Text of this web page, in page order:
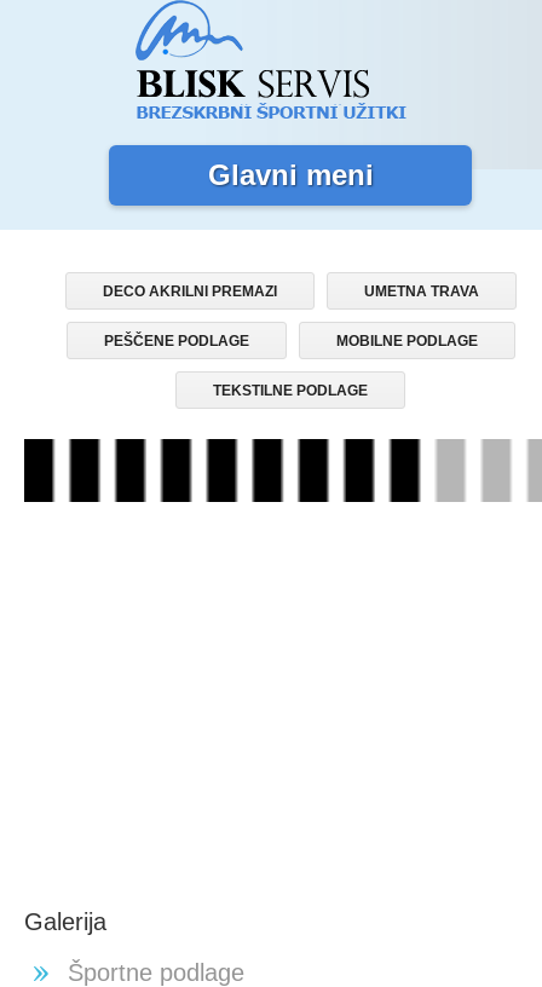
Glavni meni
DECO AKRILNI PREMAZI UMETNA TRAVA
PEŠČENE PODLAGE MOBILNE PODLAGE
TEKSTILNE PODLAGE
Galerija
Športne podlage